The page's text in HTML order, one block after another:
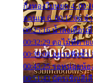
กิ่งทองใบหยก 4.
ลานเท 6. 00:17:06 จ
00:25:16 น้ำลงเดือน
00:32:29 ตอไม้ที่ตาย
00:39:08 อยากฟังซ้ำ
00:45:25 รอหน่อยน้อ
00:51:43 บัตรเชิญสีเ